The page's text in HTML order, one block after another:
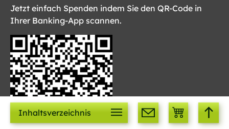
Jetzt einfach Spenden indem Sie den QR-Code in
Ihrer Banking-App scannen.
Inhaltsverzeichnis